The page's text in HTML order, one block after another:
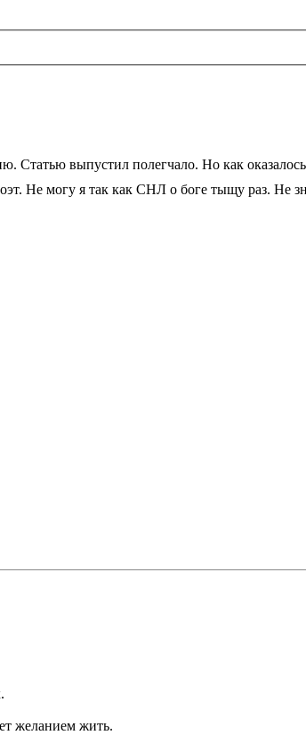
Статью выпустил полегчало. Но как
Не могу я так как СНЛ о боге тыщу раз. Не
желанием жить.